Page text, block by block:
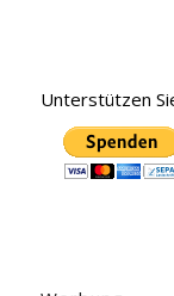
Unterstützen